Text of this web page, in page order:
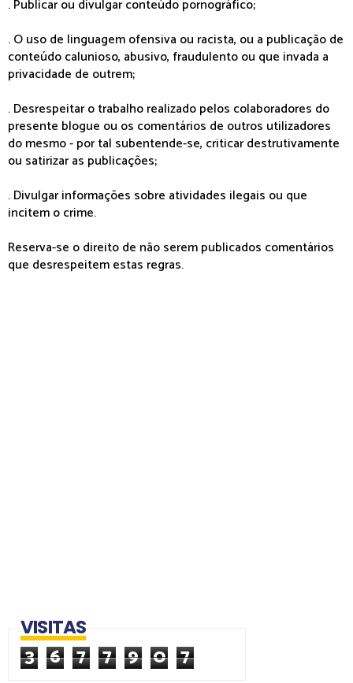
. Publicar ou divulgar conteúdo pornográfico;
. O uso de linguagem ofensiva ou racista, ou a publicação de
conteúdo calunioso, abusivo, fraudulento ou que invada a
privacidade de outrem;
. Desrespeitar o trabalho realizado pelos colaboradores do
presente blogue ou os comentários de outros utilizadores
do mesmo - por tal subentende-se, criticar destrutivamente
ou satirizar as publicações;
. Divulgar informações sobre atividades ilegais ou que
incitem o crime.
Reserva-se o direito de não serem publicados comentários
que desrespeitem estas regras.
VISITAS
3 6 7 7 9 0 7